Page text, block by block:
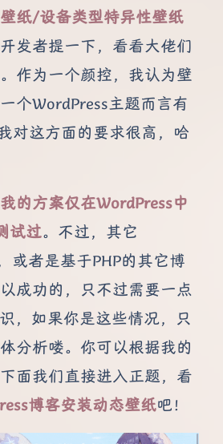
纸/设备类型特异性壁纸
发者提一下，看看大佬们
作为一个颜控，我认为壁
个WordPress主题而言有
对这方面的要求很高，哈
我的方案仅在WordPress中
试过。不过，其它
或者是基于PHP的其它博
成功的，只不过需要一点
，如果你是这些情况，只
分析喽。你可以根据我的
面我们直接进入正题，看
博客安装动态壁纸吧！